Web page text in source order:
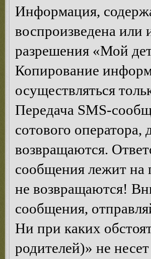
Информация,
воспроизведена или
разрешения «Мой
Копирование
осуществляться
Передача SMS-
сотового оператора,
возвращаются.
сообщения лежит на
не возвращаются!
сообщения,
Ни при каких
родителей)» не